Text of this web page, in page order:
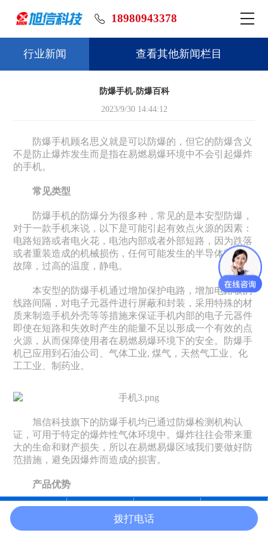
18980943378
行业新闻 查看其他新闻栏目
防爆手机-防爆百科
2023/9/30 14:44:12
防爆手机顾名思义就是可以防爆的，但它的防爆含义
不是防止爆炸发生而是指在易燃易爆环境中不会引起爆炸
的手机。
常见类型
防爆手机的防爆分为很多种，常见的是本安型防爆，
对于一款手机来说，以下是可能引起有效点火源的因素：
电路短路或者电火花，电池内部或者外部短路，因为跌落
或者重装造成的机械损伤，任何可能发生的半导体零件的
故障，过高的温度，静电。
本安型的防爆手机通过增加保护电路，增加电路板的
线路间隔，对电子元器件进行屏蔽和封装，采用特殊的材
质来制造手机外壳等等措施来保证手机内部的电子元器件
即使在短路和失效时产生的能量不足以形成一个有效的点
火源，从而保障使用者在易燃易爆环境下的安全。防爆手
机已应用到石油公司、气体工业, 煤气，天然气工业、化
工工业、制药业。
旭信科技旗下的防爆手机均已通过防爆检测机构认
证，可用于特定的爆炸性气体环境中。爆炸往往会带来重
大的生命和财产损失，所以在易燃易爆区域我们要做好防
范措施，避免因爆炸而造成的损害。
产品优势
防爆手机优势在于防爆手机通常不容易成为点火源。
普通手机之所以容易成为点火源，主要是因为其电池放出
的电火花，或者短路、摔落造成的手机结构损坏，过高的
电话咨询 产品中心
拨打电话